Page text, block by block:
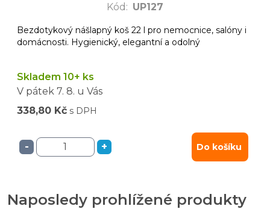
Kód : UP127
Bezdotykový nášlapný koš 22 l pro nemocnice, salóny i
domácnosti. Hygienický, elegantní a odolný
Skladem 10+ ks
V pátek 7. 8. u Vás
338,80 Kč s DPH
- + Do košíku
Naposledy prohlížené produkty